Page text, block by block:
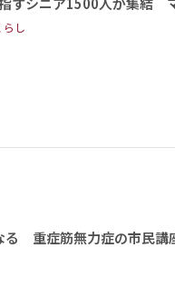
らし
る 重症筋無力症の市民講